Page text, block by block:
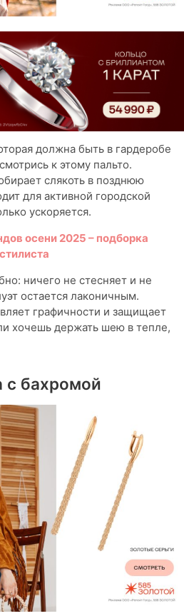
должна быть в гардеробе
к этому пальто.
слякоть в позднюю
для активной городской
ускоряется.
осени 2025 – подборка
стилиста
ничего не стесняет и не
остается лаконичным.
графичности и защищает
хочешь держать шею в тепле,
с бахромой